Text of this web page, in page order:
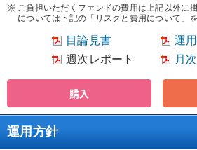
ご負担いただくファンドの費用は上記以外に
については下記の「リスクと費用について」
目論見書
運
週次レポート
月
購入
運用方針